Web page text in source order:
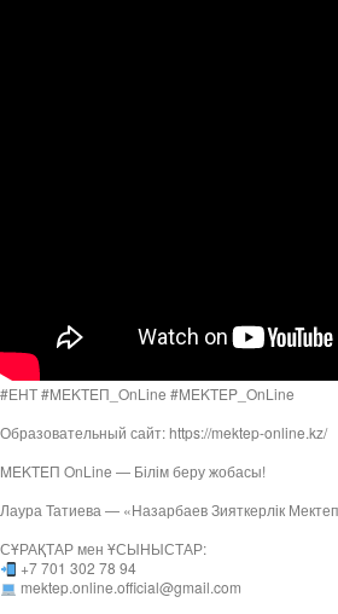
#ЕНТ #MEKTEП_OnLine​ #MEKTEP_OnLine​
Образовательный сайт: https://mektep-online.kz/
MEKTEП OnLine — Білім беру жобасы!
Лаура Татиева — «Назарбаев Зияткерлік
СҰРАҚТАР мен ҰСЫНЫСТАР:
+7 701 302 78 94
mektep.online.official@gmail.com